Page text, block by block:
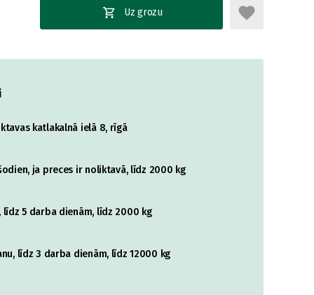
Uz grozu
katlakalnā ielā 8, rīgā
ja preces ir noliktavā, līdz 2000 kg
5 darba dienām, līdz 2000 kg
līdz 3 darba dienām, līdz 12000 kg